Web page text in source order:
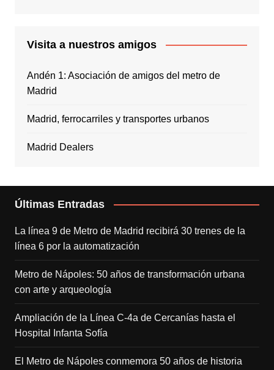
Visita a nuestros amigos
Andén 1: Asociación de amigos del metro de
Madrid
Madrid, ferrocarriles y transportes urbanos
Madrid Dealers
Últimas Entradas
La línea 9 de Metro de Madrid recibirá 30 trenes de la
línea 6 por la automatización
Metro de Nápoles: 50 años de transformación urbana
con arte y arqueología
Ampliación de la Línea C-4a de Cercanías hasta el
Hospital Infanta Sofía
El Metro de Nápoles conmemora 50 años de historia